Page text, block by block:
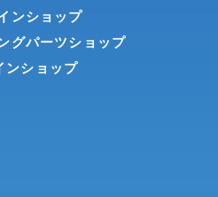
ンショップ
グパーツショップ
ショップ